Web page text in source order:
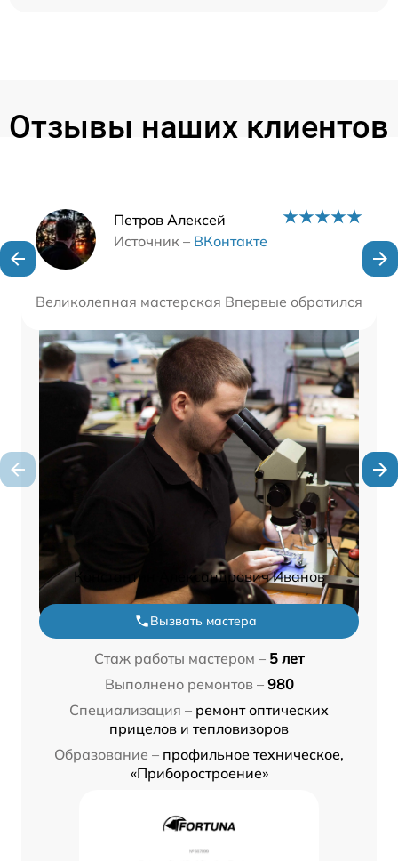
Отзывы наших клиентов
Петров Алексей
Источник – ВКонтакте
Великолепная мастерская Впервые обратился
Наши мастера
Константин Александрович Иванов
Вызвать мастера
Стаж работы мастером – 5 лет
Выполнено ремонтов – 980
Специализация – ремонт оптических
прицелов и тепловизоров
Образование – профильное техническое,
«Приборостроение»